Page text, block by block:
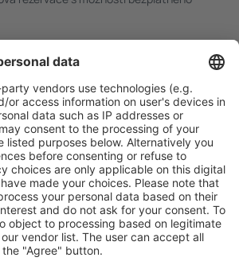
a speciální nabídky pro přihlášené
vašeho gusta
než 1.3 milionu zařízení: hotelů,
a dalších.
nejčastěji hledané ubytování
města